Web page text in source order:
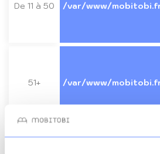
De 11 à 50 /var/www/
51+ /var/www/